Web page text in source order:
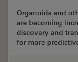
Organoids and
are becoming
discovery and
for more